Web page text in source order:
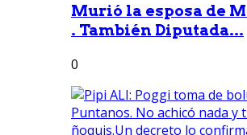
Murió la esposa de
. También Diputada...
0